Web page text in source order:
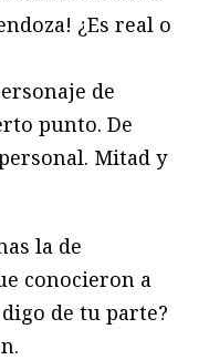
¿Es real o
de
punto. De
Mitad y
la de
conocieron a
de tu parte?